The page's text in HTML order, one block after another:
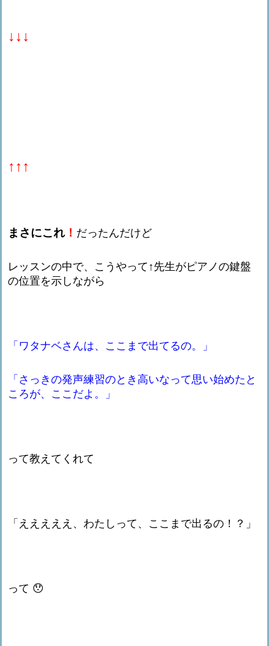
↓↓↓
↑↑↑
まさにこれ！ だったんだけど
レッスンの中で、こうやって↑先生がピアノの鍵盤
の位置を示しながら
「ワタナベさんは、ここまで出てるの。」
「さっきの発声練習のとき高いなって思い始めたと
ころが、ここだよ。」
って教えてくれて
「えええええ、わたしって、ここまで出るの！？」
って 😯